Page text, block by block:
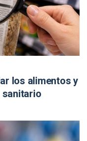
los alimentos y